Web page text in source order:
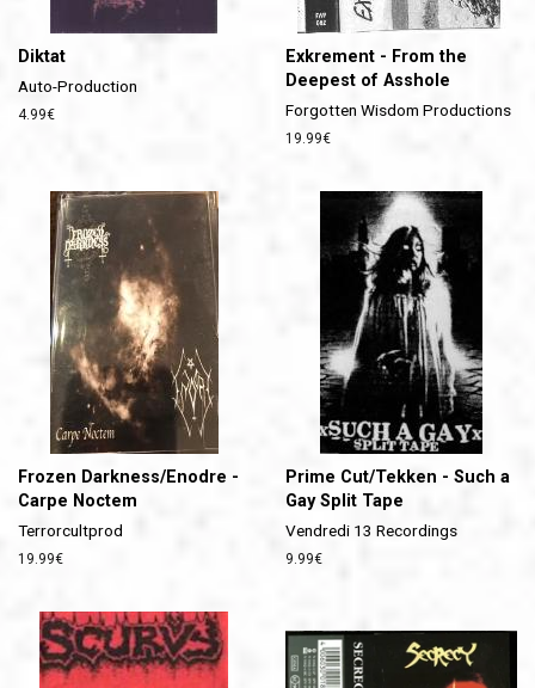
Diktat
Auto-Production
Prix
4.99€
Exkrement - From the
Deepest of Asshole
Forgotten Wisdom Productions
Prix
19.99€
Frozen Darkness/Enodre -
Carpe Noctem
Terrorcultprod
Prix
19.99€
Prime Cut/Tekken - Such a
Gay Split Tape
Vendredi 13 Recordings
Prix
9.99€